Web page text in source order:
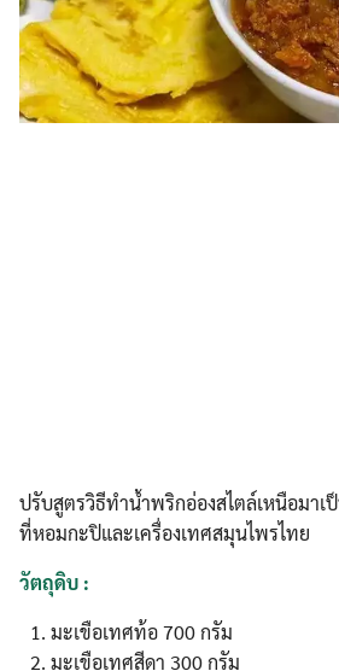
ปรับสูตรวิธีทำน้ำพริกอ่องสไตล์เหนือมาเ
ที่หอมกะปิและเครื่องเทศสมุนไพรไทย
วัตถุดิบ :
มะเขือเทศท้อ 700 กรัม
มะเขือเทศสีดา 300 กรัม